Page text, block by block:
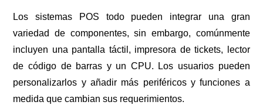
Los sistemas POS todo pueden integrar una gran
variedad de componentes, sin embargo, comúnmente
incluyen una pantalla táctil, impresora de tickets, lector
de código de barras y un CPU. Los usuarios pueden
personalizarlos y añadir más periféricos y funciones a
medida que cambian sus requerimientos.